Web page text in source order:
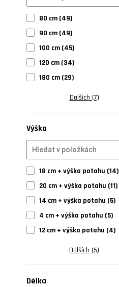
80 cm (49)
90 cm (49)
100 cm (45)
120 cm (34)
180 cm (29)
Dalších (7)
Výška
18 cm + výška potahu (14)
20 cm + výška potahu (11)
14 cm + výška potahu (5)
4 cm + výška potahu (5)
12 cm + výška potahu (4)
Dalších (5)
Délka